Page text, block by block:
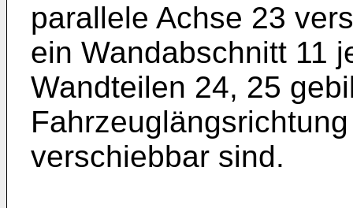
parallele Achse 23
ein Wandabschnitt 11
Wandteilen 24, 25
verschiebbar sind.